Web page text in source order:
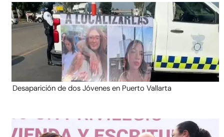
Desaparición de dos Jóvenes en Puerto Vallarta